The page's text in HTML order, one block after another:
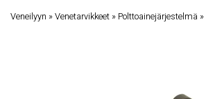
Veneilyyn »Venetarvikkeet » Polttoainejärjestelmä »